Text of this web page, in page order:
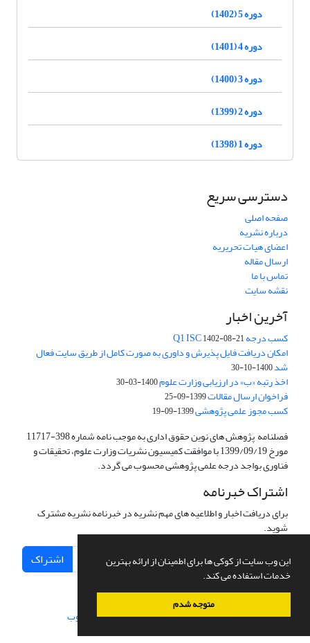
این وب سایت از کوکی ها برای اطمینان از ارائه بهترین
خدمات استفاده می کند.
متوجه شدم
دوره 5 (1402)
دوره 4 (1401)
دوره 3 (1400)
دوره 2 (1399)
دوره 1 (1398)
دسترسی سریع
صفحه اصلی
درباره نشریه
اعضای هیات تحریریه
ارسال مقاله
تماس با ما
نقشه سایت
آخرین اخبار
کسب درجه Q1 ISC1402-08-21
امکان دریافت فایل پذیرش و داوری به صورت کامل از طریق سایت فعال
شد1400-10-30
اخذ رتبه «ب» در ارزیابی وزارت علوم1400-03-30
فراخوان ارسال مقالات1399-09-25
کسب مجوز علمی پژوهشی1399-09-19
فصلنامه پژوهش های نوین حقوق اداری به موجب نامه شماره 398-11717
مورخ 1399/09/19 با موافقت کمیسیون نشریات وزارت علوم، تحقیقات و
فناوری بواجد درجه علمی پژوهشی محسوب می گردد.
اشتراک خبرنامه
برای دریافت اخبار و اطلاعیه های مهم نشریه در خبرنامه نشریه مشترک
شوید.
اشتراک
سامانه مدیریت نشریات علمی.طراحی و پیاده سازی از سیناوب